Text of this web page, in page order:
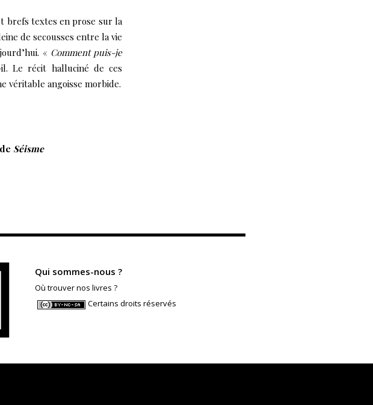
brefs textes en prose sur la
de secousses entre la vie
« Comment puis-je
Le récit halluciné de ces
véritable angoisse morbide.
Séisme
Qui sommes-nous ?
Où trouver nos livres ?
Certains droits réservés